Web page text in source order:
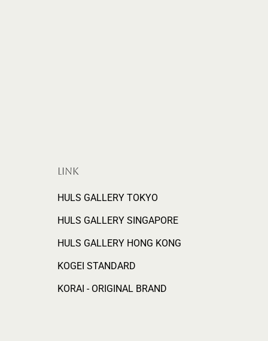
LINK
HULS GALLERY TOKYO
HULS GALLERY SINGAPORE
HULS GALLERY HONG KONG
KOGEI STANDARD
KORAI - ORIGINAL BRAND